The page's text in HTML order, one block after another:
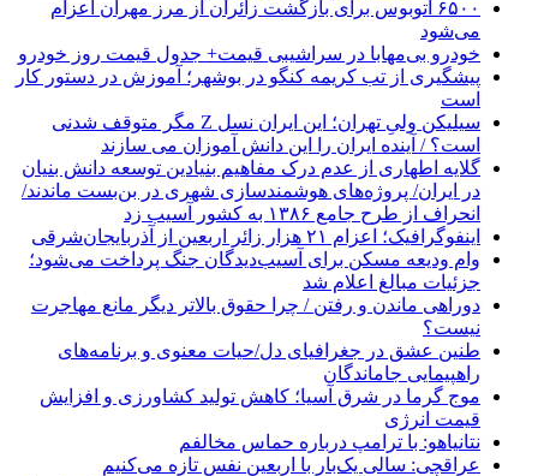
۶۵۰۰ اتوبوس برای بازگشت زائران از مرز مهران اعزام
می‌شود
خودرو بی‌مهابا در سراشیبی قیمت+ جدول قیمت روز خودرو
پیشگیری از تب کریمه کنگو در بوشهر؛ آموزش در دستور کار
است
سیلیکن ولیِ تهران؛ این ایران نسل Z مگر متوقف شدنی
است؟ / آینده ایران را این دانش آموزان می سازند
گلایه اطهاری از عدم درک مفاهیم بنیادین توسعه دانش بنیان
در ایران/ پروژه‌های هوشمندسازی شهری در بن‌بست ماندند/
انحراف از طرح جامع ۱۳۸۶ به کشور آسیب زد
اینفوگرافیک؛ اعزام ۲۱ هزار زائر اربعین از آذربایجان‌شرقی
وام ودیعه مسکن برای آسیب‌دیدگان جنگ پرداخت می‌شود؛
جزئیات مبالغ اعلام شد
دوراهی ماندن و رفتن / چرا حقوق بالاتر دیگر مانع مهاجرت
نیست؟
طنین عشق در جغرافیای دل/حیات معنوی و برنامه‌های
راهپیمایی جاماندگان
موج گرما در شرق آسیا؛ کاهش تولید کشاورزی و افزایش
قیمت انرژی
نتانیاهو: با ترامپ درباره حماس مخالفم
عراقچی: سالی یک‌بار با اربعین نفس تازه می‌کنیم